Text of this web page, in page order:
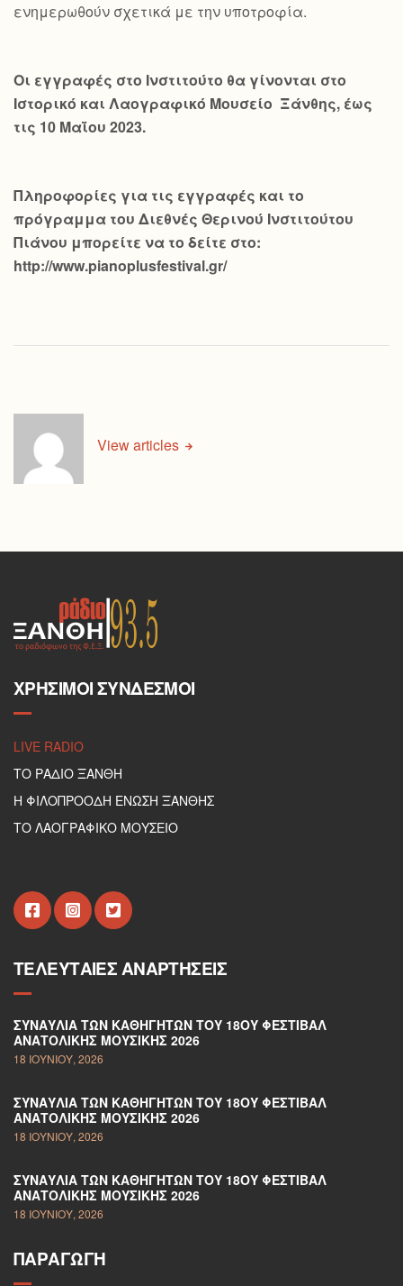
ενημερωθούν σχετικά με την υποτροφία.
Οι εγγραφές στο Ινστιτούτο θα γίνονται στο
Ιστορικό και Λαογραφικό Μουσείο Ξάνθης, έως
τις 10 Μαΐου 2023.
Πληροφορίες για τις εγγραφές και το
πρόγραμμα του Διεθνές Θερινού Ινστιτούτου
Πιάνου μπορείτε να το δείτε στο:
http://www.pianoplusfestival.gr/
View articles
ΧΡΉΣΙΜΟΙ ΣΎΝΔΕΣΜΟΙ
LIVE RADIO
ΤΟ ΡΑΔΙΟ ΞΑΝΘΗ
Η ΦΙΛΟΠΡΟΟΔΗ ΕΝΩΣΗ ΞΑΝΘΗΣ
ΤΟ ΛΑΟΓΡΑΦΙΚΟ ΜΟΥΣΕΙΟ
ΤΕΛΕΥΤΑΊΕΣ ΑΝΑΡΤΉΣΕΙΣ
ΣΥΝΑΥΛΊΑ ΤΩΝ ΚΑΘΗΓΗΤΏΝ ΤΟΥ 18ΟΥ ΦΕΣΤΙΒΆΛ
ΑΝΑΤΟΛΙΚΉΣ ΜΟΥΣΙΚΉΣ 2026
18 ΙΟΥΝΊΟΥ, 2026
ΣΥΝΑΥΛΊΑ ΤΩΝ ΚΑΘΗΓΗΤΏΝ ΤΟΥ 18ΟΥ ΦΕΣΤΙΒΆΛ
ΑΝΑΤΟΛΙΚΉΣ ΜΟΥΣΙΚΉΣ 2026
18 ΙΟΥΝΊΟΥ, 2026
ΣΥΝΑΥΛΊΑ ΤΩΝ ΚΑΘΗΓΗΤΏΝ ΤΟΥ 18ΟΥ ΦΕΣΤΙΒΆΛ
ΑΝΑΤΟΛΙΚΉΣ ΜΟΥΣΙΚΉΣ 2026
18 ΙΟΥΝΊΟΥ, 2026
ΠΑΡΑΓΩΓΉ